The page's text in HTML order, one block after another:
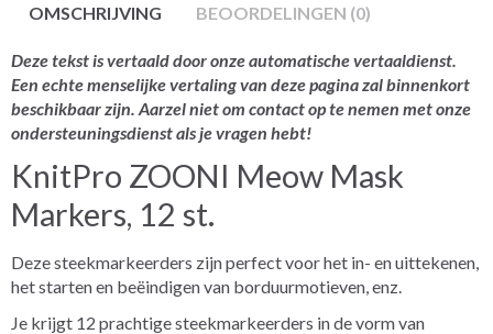
OMSCHRIJVING BEOORDELINGEN (0)
Deze tekst is vertaald door onze automatische vertaaldienst.
Een echte menselijke vertaling van deze pagina zal binnenkort
beschikbaar zijn. Aarzel niet om contact op te nemen met onze
ondersteuningsdienst als je vragen hebt!
KnitPro ZOONI Meow Mask
Markers, 12 st.
Deze steekmarkeerders zijn perfect voor het in- en uittekenen,
het starten en beëindigen van borduurmotieven, enz.
Je krijgt 12 prachtige steekmarkeerders in de vorm van